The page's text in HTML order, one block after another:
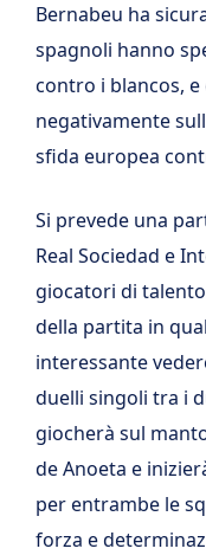
Bernabeu ha
spagnoli hanno
contro i blancos,
negativamente
sfida europea
Si prevede una
Real Sociedad e
giocatori di
della partita in
interessante
duelli singoli tra i
giocherà sul
de Anoeta e
per entrambe le
forza e